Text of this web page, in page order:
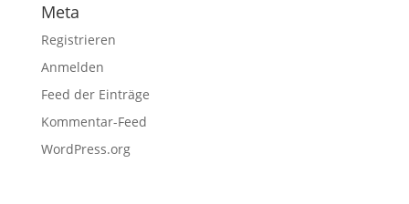
Meta
Registrieren
Anmelden
Feed der Einträge
Kommentar-Feed
WordPress.org